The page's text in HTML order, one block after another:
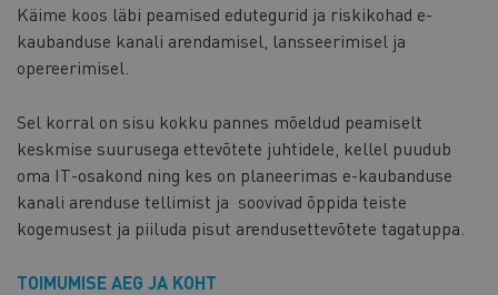
Käime koos läbi peamised edutegurid ja riskikohad e-
kaubanduse kanali arendamisel, lansseerimisel ja
opereerimisel.
Sel korral on sisu kokku pannes mõeldud peamiselt
keskmise suurusega ettevõtete juhtidele, kellel puudub
oma IT-osakond ning kes on planeerimas e-kaubanduse
kanali arenduse tellimist ja soovivad õppida teiste
kogemusest ja piiluda pisut arendusettevõtete tagatuppa.
TOIMUMISE AEG JA KOHT